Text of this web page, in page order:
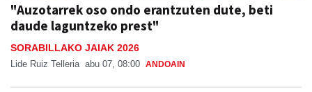
"Auzotarrek oso ondo erantzuten dute, beti
daude laguntzeko prest"
SORABILLAKO JAIAK 2026
Lide Ruiz Telleria abu 07, 08:00 ANDOAIN